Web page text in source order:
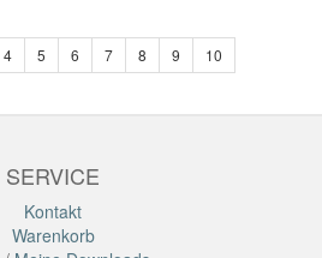
4 5 6 7 8 9
10
SERVICE
Kontakt
Warenkorb